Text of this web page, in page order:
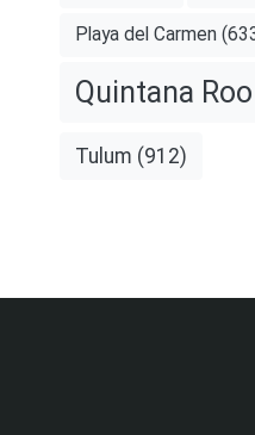
Playa del Carmen
Quintana Roo
Tulum (912)